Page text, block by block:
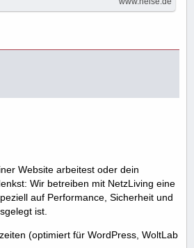
Website arbeitest oder dein
Wir betreiben mit NetzLiving eine
auf Performance, Sicherheit und
ist.
(optimiert für WordPress, WoltLab